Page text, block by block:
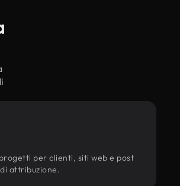
per clienti, siti web e post
attribuzione.